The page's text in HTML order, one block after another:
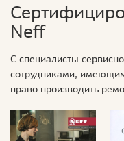
Neff
С специалисты
сотрудниками,
право производить